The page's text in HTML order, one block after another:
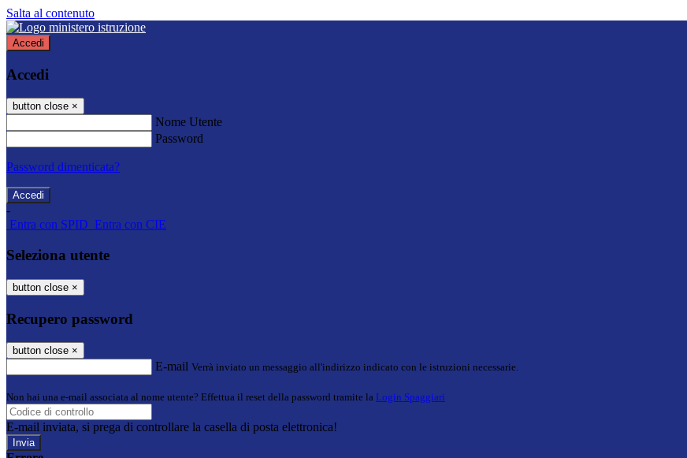
Salta al contenuto
Accedi
Accedi
button close ×
Nome Utente
Password
Password dimenticata?
-
Entra con SPID Entra con CIE
Seleziona utente
button close ×
Recupero password
button close ×
E-mail Verrà inviato un messaggio all'indirizzo indicato con le istruzioni necessarie.
Non hai una e-mail associata al nome utente? Effettua il reset della password tramite la Login Spaggiari
E-mail inviata, si prega di controllare la casella di posta elettronica!